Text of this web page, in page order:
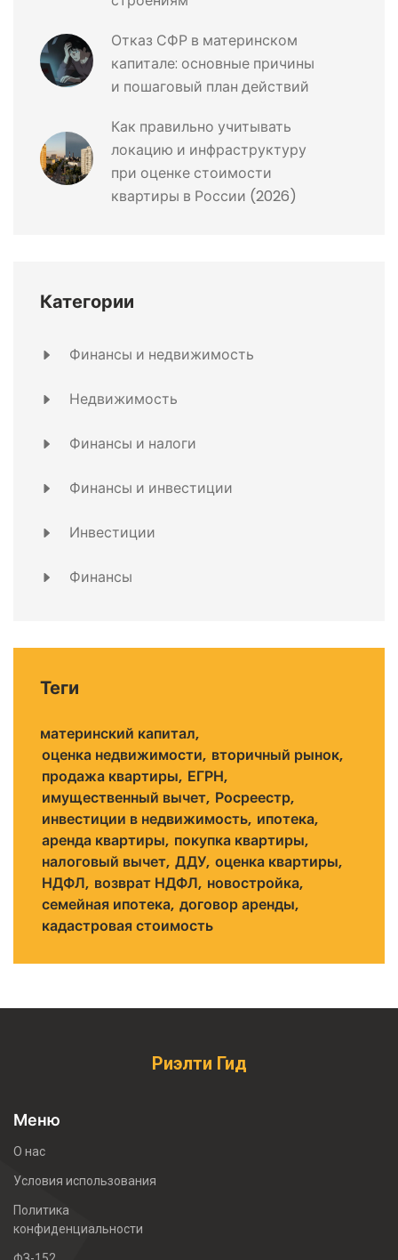
Отказ СФР в материнском
капитале: основные причины
и пошаговый план действий
Как правильно учитывать
локацию и инфраструктуру
при оценке стоимости
квартиры в России (2026)
Категории
Финансы и недвижимость
Недвижимость
Финансы и налоги
Финансы и инвестиции
Инвестиции
Финансы
Теги
материнский капитал
оценка недвижимости вторичный рынок
продажа квартиры ЕГРН
имущественный вычет Росреестр
инвестиции в недвижимость ипотека
аренда квартиры покупка квартиры
налоговый вычет ДДУ оценка квартиры
НДФЛ возврат НДФЛ новостройка
семейная ипотека договор аренды
кадастровая стоимость
Риэлти Гид
Меню
О нас
Условия использования
Политика
конфиденциальности